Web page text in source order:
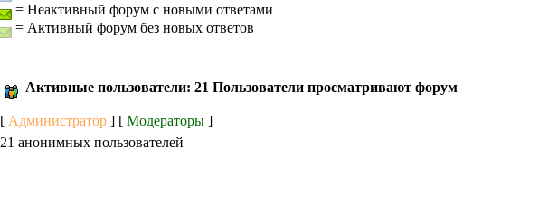
= Неактивный форум с новыми ответами
= Активный форум без новых ответов
Активные пользователи: 21 Пользователи просматривают форум
[ Администратор ] [ Модераторы ]
21 анонимных пользователей